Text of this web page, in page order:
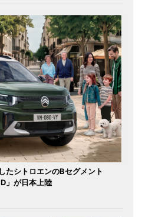
たシトロエンのBセグメント
」が日本上陸